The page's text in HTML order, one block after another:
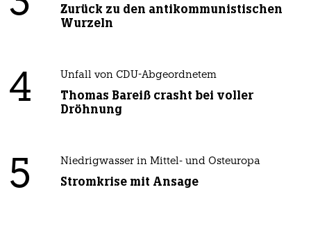
Zurück zu den antikommunistischen
Wurzeln
4 Unfall von CDU-Abgeordnetem
Thomas Bareiß crasht bei voller
Dröhnung
5 Niedrigwasser in Mittel- und Osteuropa
Stromkrise mit Ansage